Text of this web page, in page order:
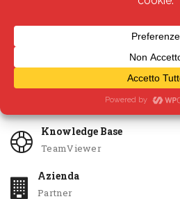
Servizi
Knowledge Base
TeamViewer
Azienda
Partner